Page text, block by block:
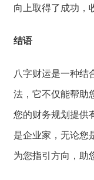
向上取得了成功，
结语
八字财运是一种结
法， 它不仅能帮助
您的财务规划提供
是企业家， 无论您
为您指引方向， 助